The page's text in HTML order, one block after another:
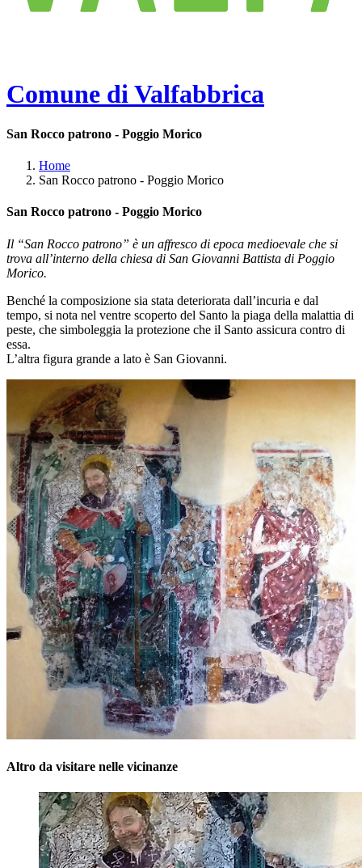
Comune di Valfabbrica
San Rocco patrono - Poggio Morico
Home
San Rocco patrono - Poggio Morico
San Rocco patrono - Poggio Morico
Il “San Rocco patrono” è un affresco di epoca medioevale che si
trova all’interno della chiesa di San Giovanni Battista di Poggio
Morico.
Benché la composizione sia stata deteriorata dall’incuria e dal
tempo, si nota nel ventre scoperto del Santo la piaga della malattia di
peste, che simboleggia la protezione che il Santo assicura contro di
essa.
L’altra figura grande a lato è San Giovanni.
Altro da visitare nelle vicinanze